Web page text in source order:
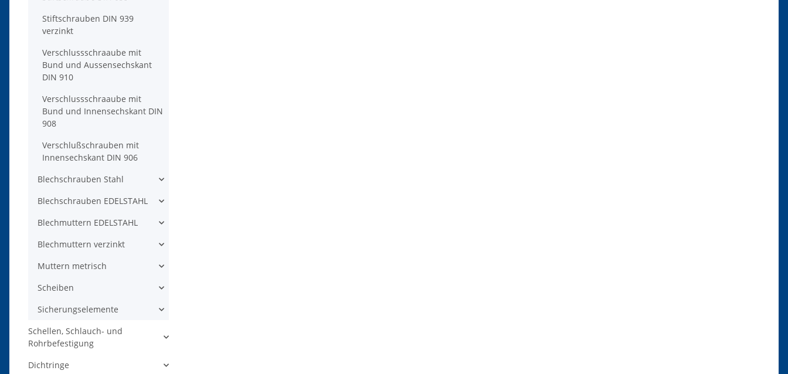
Stiftschrauben DIN 939
verzinkt
Verschlussschraaube mit
Bund und Aussensechskant
DIN 910
Verschlussschraaube mit
Bund und Innensechskant DIN
908
Verschlußschrauben mit
Innensechskant DIN 906
Blechschrauben Stahl
Blechschrauben EDELSTAHL
Blechmuttern EDELSTAHL
Blechmuttern verzinkt
Muttern metrisch
Scheiben
Sicherungselemente
Schellen, Schlauch- und
Rohrbefestigung
Dichtringe